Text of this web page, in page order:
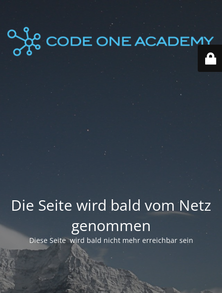
Die Seite wird bald vom Netz
genommen
Diese Seite wird bald nicht mehr erreichbar sein